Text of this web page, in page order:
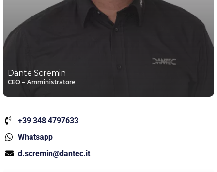
Dante Scremin
CEO - Amministratore
+39 348 4797633
Whatsapp
d.scremin@dantec.it